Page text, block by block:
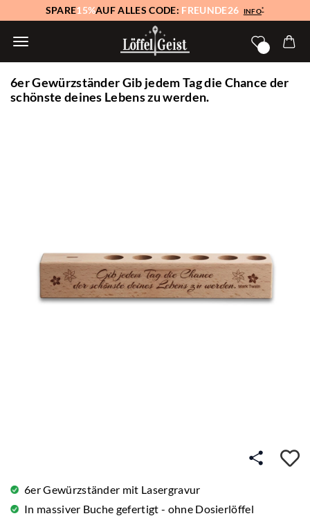
SPARE15%AUF ALLES CODE: FREUNDE26 INFO*
6er Gewürzständer Gib jedem Tag die Chance der
schönste deines Lebens zu werden.
6er Gewürzständer mit Lasergravur
In massiver Buche gefertigt - ohne Dosierlöffel